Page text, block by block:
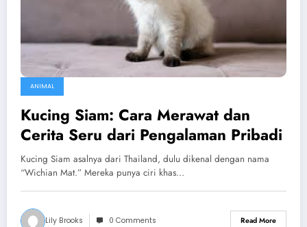
ANIMAL
Kucing Siam: Cara Merawat dan
Cerita Seru dari Pengalaman Pribadi
Kucing Siam asalnya dari Thailand, dulu dikenal dengan nama
“Wichian Mat.” Mereka punya ciri khas…
Lily Brooks 0 Comments Read More